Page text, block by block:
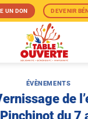
UN DON DEVENIR
ÉVÈNEMENTS
de
du 7